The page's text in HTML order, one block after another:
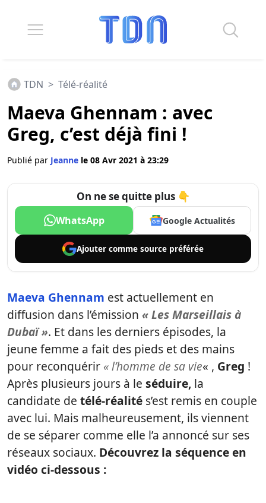
TDN > Télé-réalité
Maeva Ghennam : avec
Greg, c’est déjà fini !
Publié par Jeanne le 08 Avr 2021 à 23:29
On ne se quitte plus 👇
WhatsApp Google Actualités
Ajouter comme source préférée
Maeva Ghennam est actuellement en
diffusion dans l’émission « Les Marseillais à
Dubaï ». Et dans les derniers épisodes, la
jeune femme a fait des pieds et des mains
pour reconquérir « l’homme de sa vie« , Greg !
Après plusieurs jours à le séduire, la
candidate de télé-réalité s’est remis en couple
avec lui. Mais malheureusement, ils viennent
de se séparer comme elle l’a annoncé sur ses
réseaux sociaux. Découvrez la séquence en
vidéo ci-dessous :